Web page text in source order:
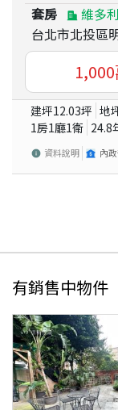
套房
維多
台北市北投區
1,000
建坪12.03坪 地
1房1廳1衛 24.8
資料說明 內
有銷售中物件